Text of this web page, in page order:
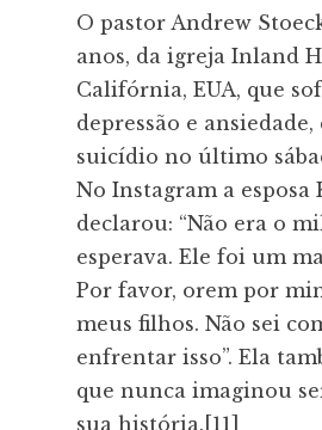
O pastor Andrew
anos, da igreja Inland
Califórnia, EUA, que
depressão e
suicídio no último
No Instagram a esposa
declarou: “Não era o
esperava. Ele foi um
Por favor, orem por
meus filhos. Não sei
enfrentar isso”. Ela
que nunca imaginou
sua história.[11]